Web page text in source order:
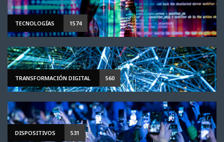
TECNOLOGÍAS 1574
TRANSFORMACIÓN DIGITAL 560
DISPOSITIVOS 531